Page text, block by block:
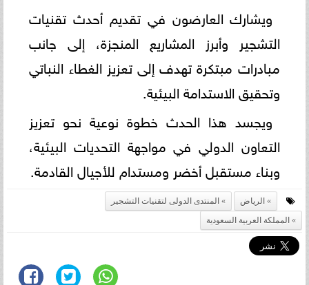
ويشارك العارضون في تقديم أحدث تقنيات
التشجير وأبرز المشاريع المنجزة، إلى جانب
مبادرات مبتكرة تهدف إلى تعزيز الغطاء النباتي
وتحقيق الاستدامة البيئية.
ويجسد هذا الحدث خطوة نوعية نحو تعزيز
التعاون الدولي في مواجهة التحديات البيئية،
وبناء مستقبل أخضر ومستدام للأجيال القادمة.
الرياض
المنتدى الدولى لتقنيات التشجير
المملكة العربية السعودية